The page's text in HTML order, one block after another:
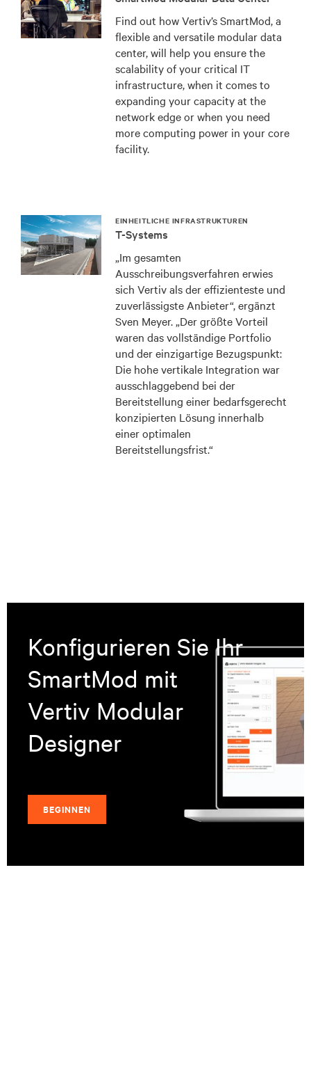
Find out how Vertiv’s SmartMod, a
flexible and versatile modular data
center, will help you ensure the
scalability of your critical IT
infrastructure, when it comes to
expanding your capacity at the
network edge or when you need
more computing power in your core
facility.
EINHEITLICHE INFRASTRUKTUREN
T-Systems
„Im gesamten
Ausschreibungsverfahren erwies
sich Vertiv als der effizienteste und
zuverlässigste Anbieter“, ergänzt
Sven Meyer. „Der größte Vorteil
waren das vollständige Portfolio
und der einzigartige Bezugspunkt:
Die hohe vertikale Integration war
ausschlaggebend bei der
Bereitstellung einer bedarfsgerecht
konzipierten Lösung innerhalb
einer optimalen
Bereitstellungsfrist.“
Konfigurieren Sie Ihr
SmartMod mit
Vertiv Modular
Designer
BEGINNEN